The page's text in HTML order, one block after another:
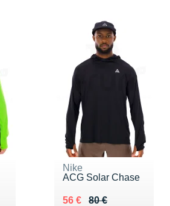
Nike
ACG Solar Chase
80 €
Au lieu de 80 €
56 €
Vendu 56 €